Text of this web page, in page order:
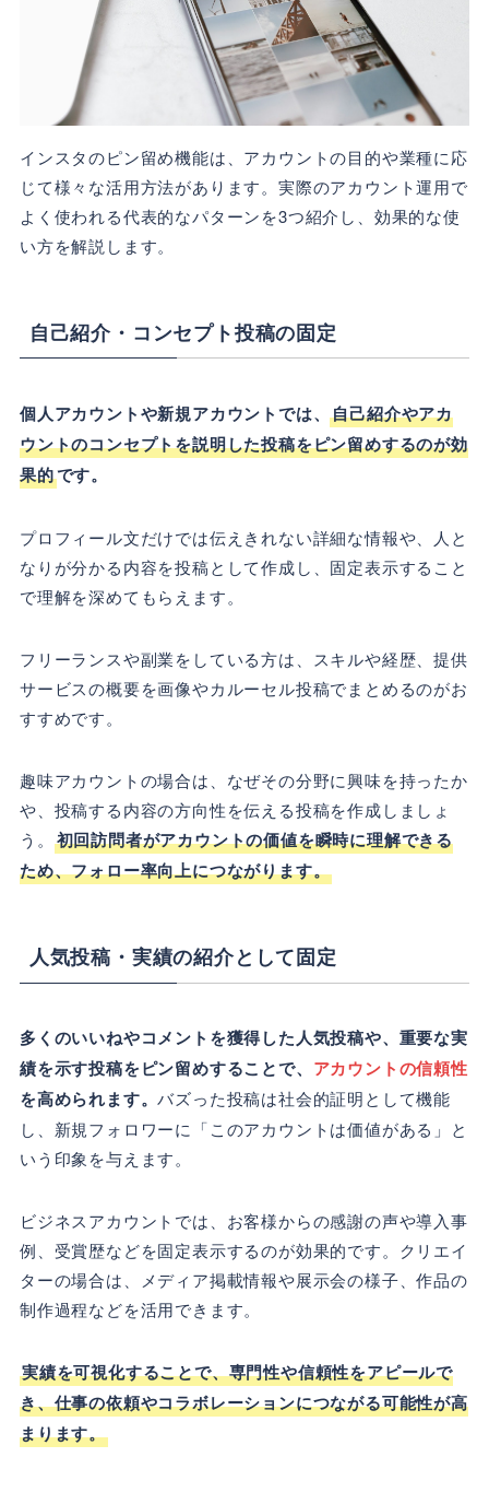
インスタのピン留め機能は、アカウントの目的や業種に応
じて様々な活用方法があります。実際のアカウント運用で
よく使われる代表的なパターンを3つ紹介し、効果的な使
い方を解説します。
自己紹介・コンセプト投稿の固定
個人アカウントや新規アカウントでは、自己紹介やアカ
ウントのコンセプトを説明した投稿をピン留めするのが効
果的です。
プロフィール文だけでは伝えきれない詳細な情報や、人と
なりが分かる内容を投稿として作成し、固定表示すること
で理解を深めてもらえます。
フリーランスや副業をしている方は、スキルや経歴、提供
サービスの概要を画像やカルーセル投稿でまとめるのがお
すすめです。
趣味アカウントの場合は、なぜその分野に興味を持ったか
や、投稿する内容の方向性を伝える投稿を作成しましょ
う。 初回訪問者がアカウントの価値を瞬時に理解できる
ため、フォロー率向上につながります。
人気投稿・実績の紹介として固定
多くのいいねやコメントを獲得した人気投稿や、重要な実
績を示す投稿をピン留めすることで、 アカウントの信頼性
を高められます。バズった投稿は社会的証明として機能
し、新規フォロワーに「このアカウントは価値がある」と
いう印象を与えます。
ビジネスアカウントでは、お客様からの感謝の声や導入事
例、受賞歴などを固定表示するのが効果的です。クリエイ
ターの場合は、メディア掲載情報や展示会の様子、作品の
制作過程などを活用できます。
実績を可視化することで、専門性や信頼性をアピールで
き、仕事の依頼やコラボレーションにつながる可能性が高
まります。